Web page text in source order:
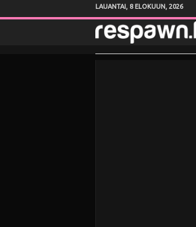
LAUANTAI, 8 ELOKUUN, 2026